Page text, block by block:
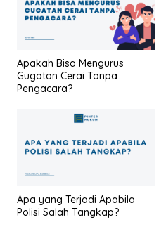
Apakah Bisa Mengurus
Gugatan Cerai Tanpa
Pengacara?
Apa yang Terjadi Apabila
Polisi Salah Tangkap?